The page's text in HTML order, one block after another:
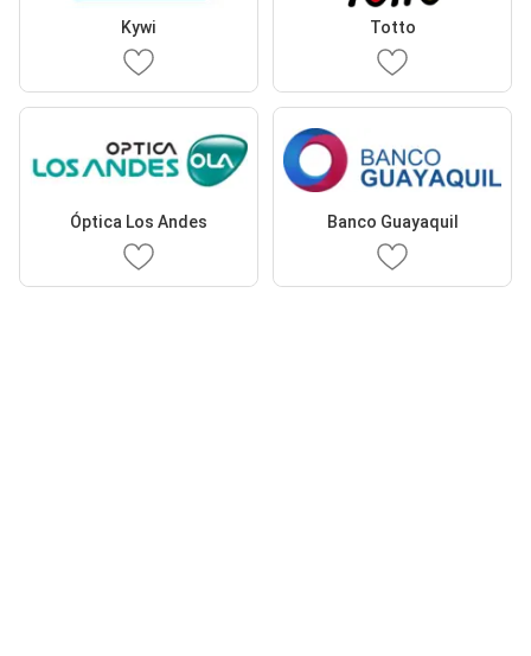
Kywi Totto
Óptica Los Andes Banco Guayaquil